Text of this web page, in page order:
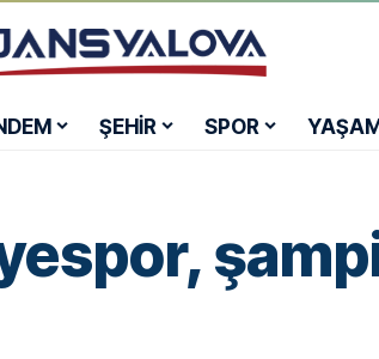
ŞEHİR SPOR